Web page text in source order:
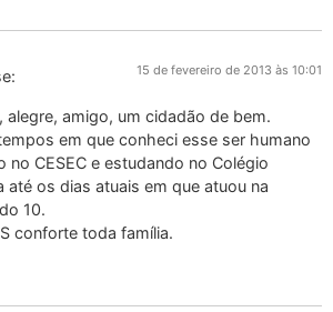
15 de fevereiro de 2013 às 10:01
alegre, amigo, um cidadão de bem.
em que conheci esse ser humano
no CESEC e estudando no Colégio
até os dias atuais em que atuou na
10.
conforte toda família.